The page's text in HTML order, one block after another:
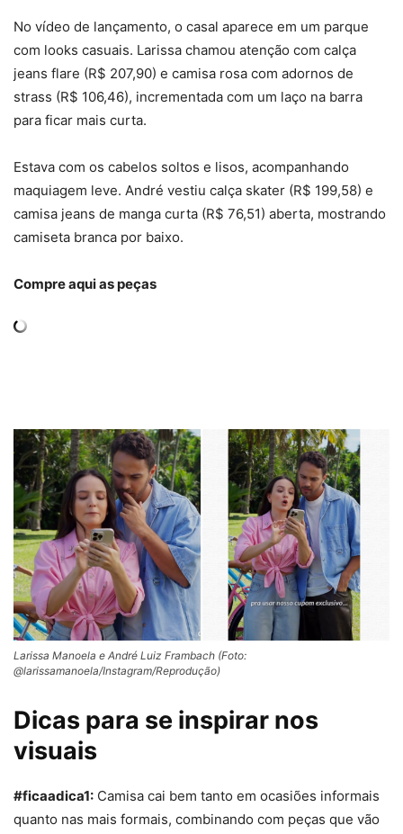
No vídeo de lançamento, o casal aparece em um parque
com looks casuais. Larissa chamou atenção com calça
jeans flare (R$ 207,90) e camisa rosa com adornos de
strass (R$ 106,46), incrementada com um laço na barra
para ficar mais curta.
Estava com os cabelos soltos e lisos, acompanhando
maquiagem leve. André vestiu calça skater (R$ 199,58) e
camisa jeans de manga curta (R$ 76,51) aberta, mostrando
camiseta branca por baixo.
Compre aqui as peças
Larissa Manoela e André Luiz Frambach (Foto:
@larissamanoela/Instagram/Reprodução)
Dicas para se inspirar nos
visuais
#ficaadica1: Camisa cai bem tanto em ocasiões informais
quanto nas mais formais, combinando com peças que vão